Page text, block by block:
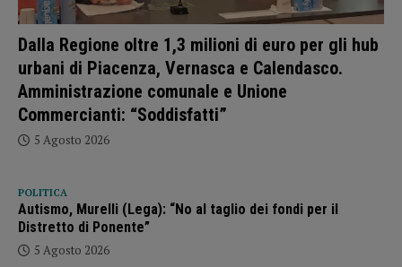
Dalla Regione oltre 1,3 milioni di euro per gli hub
urbani di Piacenza, Vernasca e Calendasco.
Amministrazione comunale e Unione
Commercianti: “Soddisfatti”
5 Agosto 2026
POLITICA
Autismo, Murelli (Lega): “No al taglio dei fondi per il
Distretto di Ponente”
5 Agosto 2026